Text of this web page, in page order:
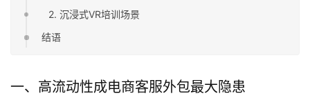
2. 沉浸式VR培训场景
结语
一、高流动性成电商客服外包最大隐患